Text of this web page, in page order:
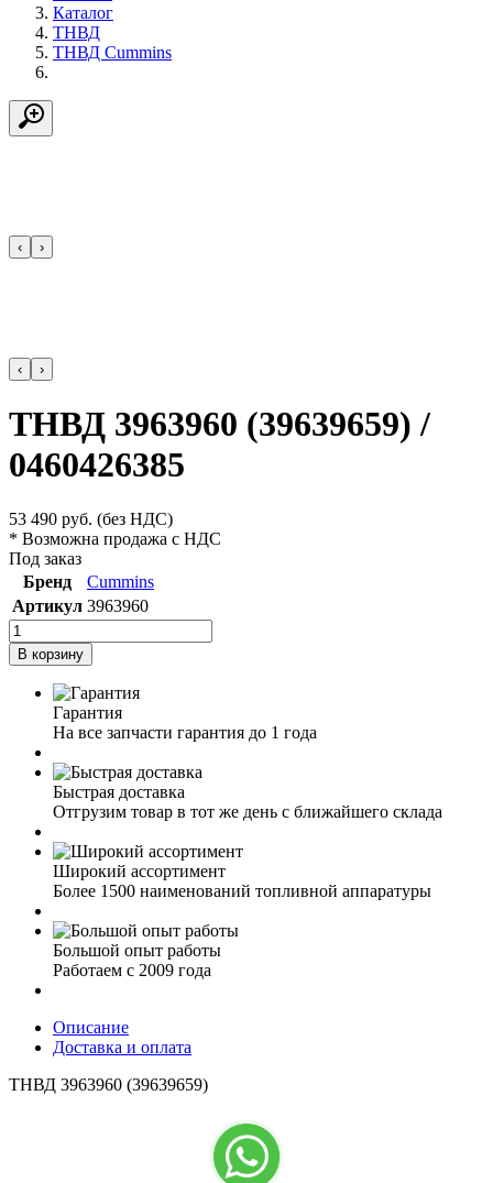
Каталог
ТНВД
ТНВД Cummins
‹ ›
‹ ›
ТНВД 3963960 (39639659) /
0460426385
53 490 руб. (без НДС)
* Возможна продажа с НДС
Под заказ
Бренд
Cummins
Артикул 3963960
В корзину
Гарантия
На все запчасти гарантия до 1 года
Быстрая доставка
Отгрузим товар в тот же день с ближайшего склада
Широкий ассортимент
Более 1500 наименований топливной аппаратуры
Большой опыт работы
Работаем с 2009 года
Описание
Доставка и оплата
ТНВД 3963960 (39639659)